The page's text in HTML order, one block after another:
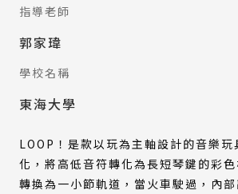
指導老師
郭家瑋
學校名稱
東海大學
LOOP！是款以玩為主軸設計的音樂玩
化，將高低音符轉化為長短琴鍵的彩
轉換為一小節軌道，當火車駛過，內